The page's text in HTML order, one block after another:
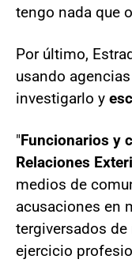
tengo nada que
Por último,
usando
investigarlo y
"Funcionarios y
Relaciones
medios de
acusaciones en
tergiversados
ejercicio